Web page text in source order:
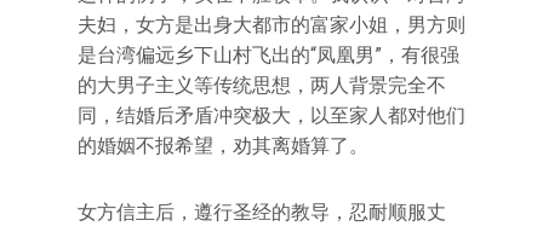
夫妇，女方是出身大都市的富家小姐，男方则
是台湾偏远乡下山村飞出的“凤凰男”，有很强
的大男子主义等传统思想，两人背景完全不
同，结婚后矛盾冲突极大，以至家人都对他们
的婚姻不报希望，劝其离婚算了。
女方信主后，遵行圣经的教导，忍耐顺服丈